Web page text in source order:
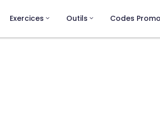
Exercices Outils Codes Promo